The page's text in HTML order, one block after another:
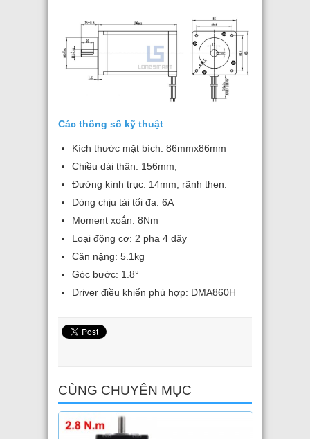
Các thông số kỹ thuật
Kích thước mặt bích: 86mmx86mm
Chiều dài thân: 156mm,
Đường kính trục: 14mm, rãnh then.
Dòng chịu tải tối đa: 6A
Moment xoắn: 8Nm
Loại động cơ: 2 pha 4 dây
Cân nặng: 5.1kg
Góc bước: 1.8°
Driver điều khiển phù hợp: DMA860H
CÙNG CHUYÊN MỤC